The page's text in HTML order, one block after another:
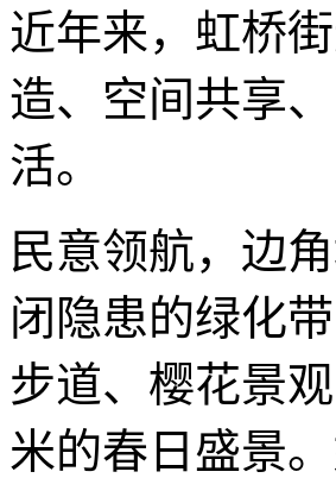
近年来，虹桥
造、空间共享
活。
民意领航，边
闭隐患的绿化
步道、樱花景
米的春日盛景